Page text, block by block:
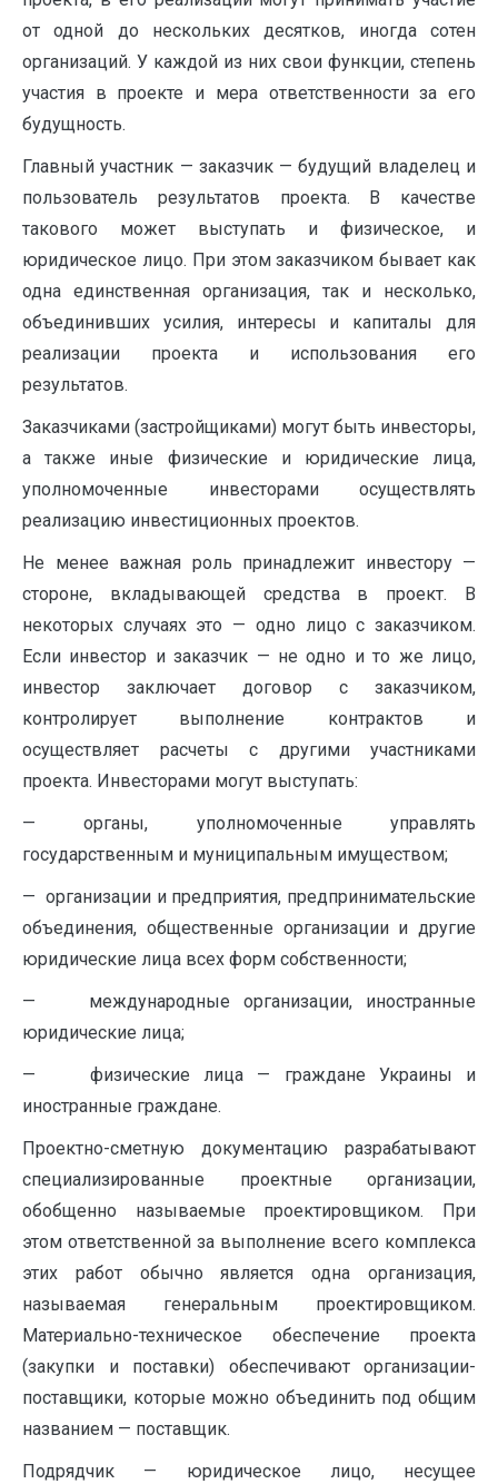
от одной до нескольких десятков, иногда сотен
организаций. У каждой из них свои функции, степень
участия в проекте и мера ответственности за его
будущность.
Главный участник — заказчик — будущий владелец и
пользователь результатов проекта. В качестве
такового может выступать и физическое, и
юридическое лицо. При этом заказчиком бывает как
одна единственная организация, так и несколько,
объединивших усилия, интересы и капиталы для
реализации проекта и использования его
результатов.
Заказчиками (застройщиками) могут быть инвесторы,
а также иные физические и юридические лица,
уполномоченные инвесторами осуществлять
реализацию инвестиционных проектов.
Не менее важная роль принадлежит инвестору —
стороне, вкладывающей средства в проект. В
некоторых случаях это — одно лицо с заказчиком.
Если инвестор и заказчик — не одно и то же лицо,
инвестор заключает договор с заказчиком,
контролирует выполнение контрактов и
осуществляет расчеты с другими участниками
проекта. Инвесторами могут выступать:
— органы, уполномоченные управлять
государственным и муниципальным имуществом;
— организации и предприятия, предпринимательские
объединения, общественные организации и другие
юридические лица всех форм собственности;
— международные организации, иностранные
юридические лица;
— физические лица — граждане Украины и
иностранные граждане.
Проектно-сметную документацию разрабатывают
специализированные проектные организации,
обобщенно называемые проектировщиком. При
этом ответственной за выполнение всего комплекса
этих работ обычно является одна организация,
называемая генеральным проектировщиком.
Материально-техническое обеспечение проекта
(закупки и поставки) обеспечивают организации-
поставщики, которые можно объединить под общим
названием — поставщик.
Подрядчик — юридическое лицо, несущее